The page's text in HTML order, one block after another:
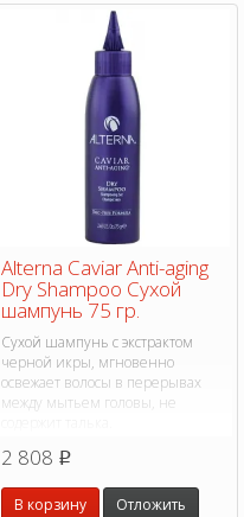
Alterna Caviar Anti-aging
Dry Shampoo Сухой
шампунь 75 гр.
Сухой шампунь с экстрактом
черной икры, мгновенно
освежает волосы в перерывах
между мытьем головы, не
2 808 p
В корзину Отложить